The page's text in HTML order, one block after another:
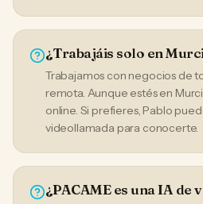
¿Trabajáis solo en
Trabajamos con negocios de
remota. Aunque estés en
online. Si prefieres, Pablo
videollamada para conocerte.
¿PACAME es una IA de